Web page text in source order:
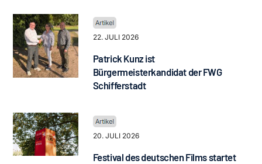
22. JULI 2026
Patrick Kunz ist
Bürgermeisterkandidat der FWG
Schifferstadt
20. JULI 2026
Festival des deutschen Films startet